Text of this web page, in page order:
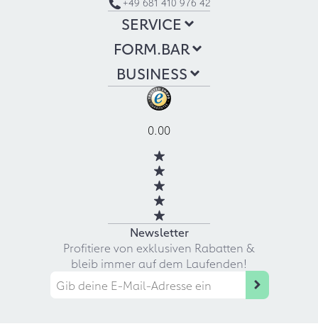
SERVICE
FORM.BAR
BUSINESS
0.00
Newsletter
Profitiere von exklusiven Rabatten &
bleib immer auf dem Laufenden!